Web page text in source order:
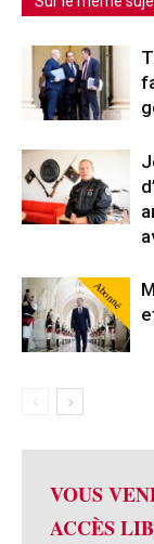
Abonné
VOUS
ACCÈS